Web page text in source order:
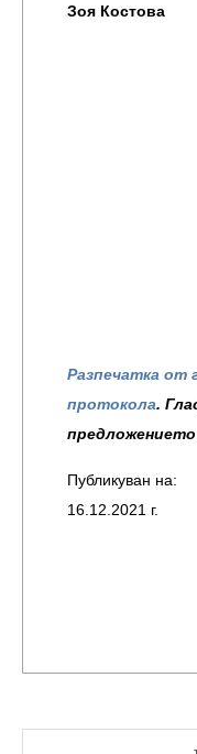
Зоя Костова
Разпечатка от
протокола.
Публикуван на:
16.12.2021 г.